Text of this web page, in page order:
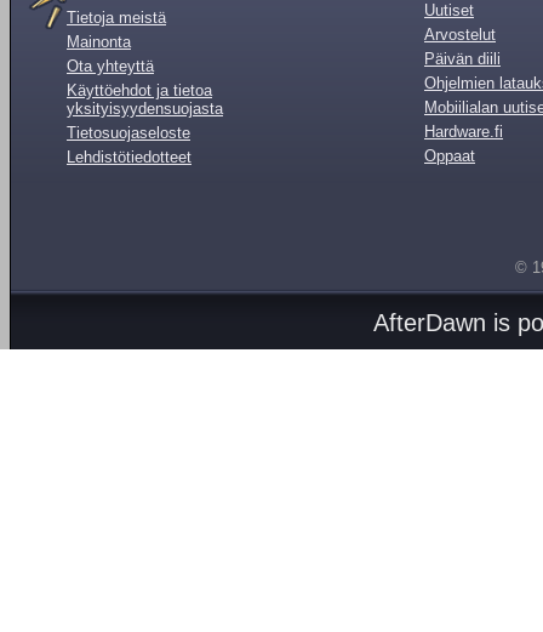
Tietoja meistä
Mainonta
Ota yhteyttä
Käyttöehdot ja tietoa
yksityisyydensuojasta
Tietosuojaseloste
Lehdistötiedotteet
Uutiset
Arvostelut
Päivän diili
Ohjelmien
Mobiilialan
Hardware.fi
Oppaat
©
AfterDawn is